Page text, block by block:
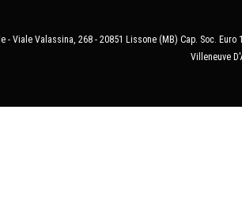
- Viale Valassina, 268 - 20851 Lissone (MB) Cap. Soc.
Villeneuve